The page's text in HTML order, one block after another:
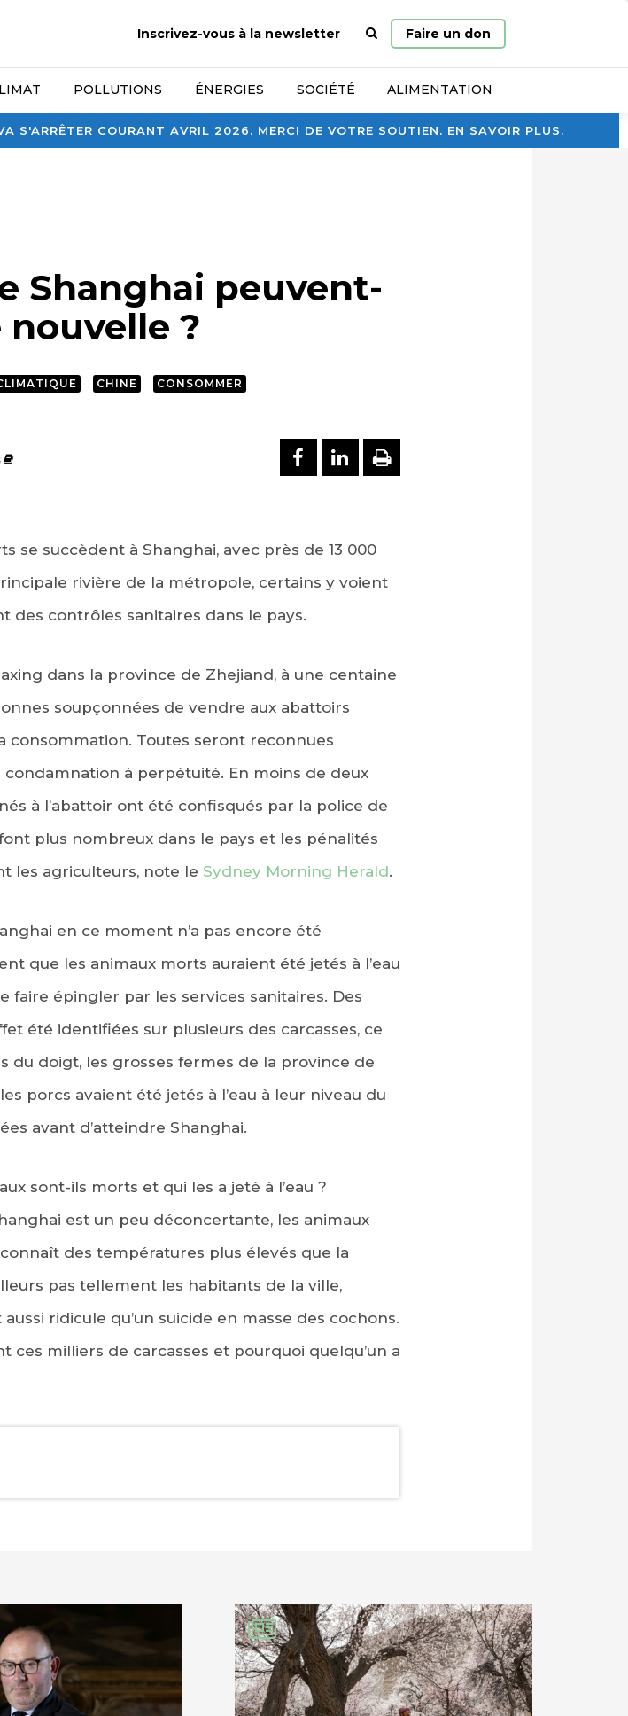
S'ARRÊTER COURANT AVRIL 2026. MERCI DE VOTRE SOUTIEN. EN SAVOIR PLUS.
Inscrivez-vous à la newsletter
Page
d’accueil
Faire un don
POLLUTIONS ÉNERGIES SOCIÉTÉ ALIMENTATION
Shanghai peuvent-
?
CHINE
CONSOMMER
PARTAGER SUR FACEBOOK
PARTAGER SUR
IMPRIMER
se succèdent à Shanghai, avec près de 13 000
rivière de la métropole, certains y voient
contrôles sanitaires dans le pays.
dans la province de Zhejiand, à une centaine
soupçonnées de vendre aux abattoirs
consommation. Toutes seront reconnues
condamnation à perpétuité. En moins de deux
à l’abattoir ont été confisqués par la police de
plus nombreux dans le pays et les pénalités
les agriculteurs, note le Sydney Morning Herald.
en ce moment n’a pas encore été
que les animaux morts auraient été jetés à l’eau
faire épingler par les services sanitaires. Des
été identifiées sur plusieurs des carcasses, ce
du doigt, les grosses fermes de la province de
porcs avaient été jetés à l’eau à leur niveau du
avant d’atteindre Shanghai.
sont-ils morts et qui les a jeté à l’eau ?
est un peu déconcertante, les animaux
des températures plus élevés que la
pas tellement les habitants de la ville,
ridicule qu’un suicide en masse des cochons.
ces milliers de carcasses et pourquoi quelqu’un a